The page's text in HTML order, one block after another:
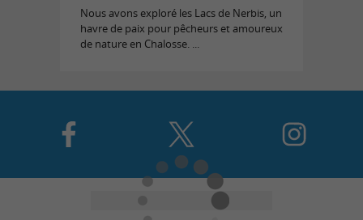
Nous avons exploré les Lacs de Nerbis, un
havre de paix pour pêcheurs et amoureux
de nature en Chalosse. ...